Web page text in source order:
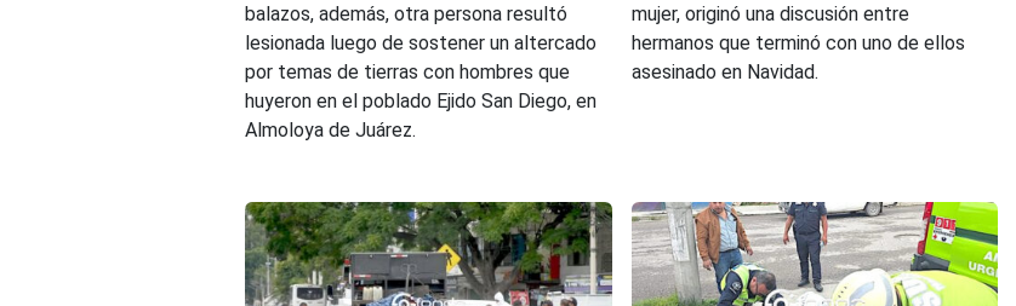
balazos, además, otra persona resultó
lesionada luego de sostener un altercado
por temas de tierras con hombres que
huyeron en el poblado Ejido San Diego, en
Almoloya de Juárez.
mujer, originó una discusión entre
hermanos que terminó con uno de ellos
asesinado en Navidad.